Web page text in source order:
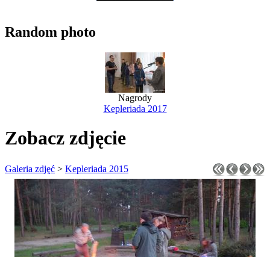
Random photo
Nagrody
Kepleriada 2017
Zobacz zdjęcie
Galeria zdjęć > Kepleriada 2015